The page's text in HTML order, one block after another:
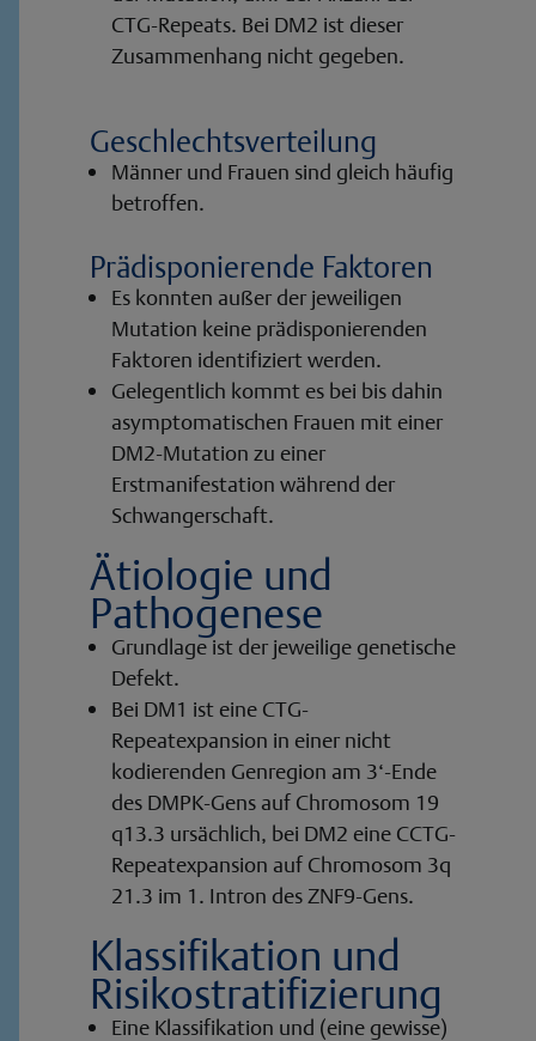
CTG-Repeats. Bei DM2 ist dieser
Zusammenhang nicht gegeben.
Geschlechtsverteilung
Männer und Frauen sind gleich häufig
betroffen.
Prädisponierende Faktoren
Es konnten außer der jeweiligen
Mutation keine prädisponierenden
Faktoren identifiziert werden.
Gelegentlich kommt es bei bis dahin
asymptomatischen Frauen mit einer
DM2-Mutation zu einer
Erstmanifestation während der
Schwangerschaft.
Ätiologie und
Pathogenese
Grundlage ist der jeweilige genetische
Defekt.
Bei DM1 ist eine CTG-
Repeatexpansion in einer nicht
kodierenden Genregion am 3‘-Ende
des DMPK-Gens auf Chromosom 19
q13.3 ursächlich, bei DM2 eine CCTG-
Repeatexpansion auf Chromosom 3q
21.3 im 1. Intron des ZNF9-Gens.
Klassifikation und
Risikostratifizierung
Eine Klassifikation und (eine gewisse)